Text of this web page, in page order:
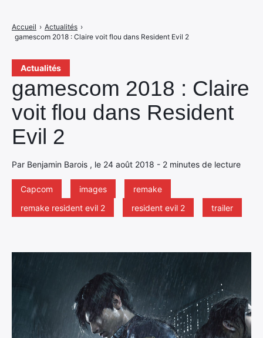
Actualités
gamescom 2018 : Claire
voit flou dans Resident
Evil 2
Par Benjamin Barois , le 24 août 2018 - 2 minutes de lecture
Capcom images
remake
remake resident evil 2
resident evil 2 trailer
Accueil › Actualités ›
gamescom 2018 : Claire voit flou dans Resident Evil 2